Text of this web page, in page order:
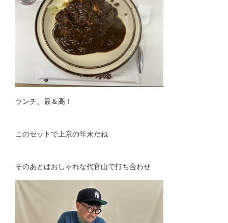
ランチ、最＆高！
このセットで上京の年末だね
そのあとはおしゃれな代官山で打ち合わせ